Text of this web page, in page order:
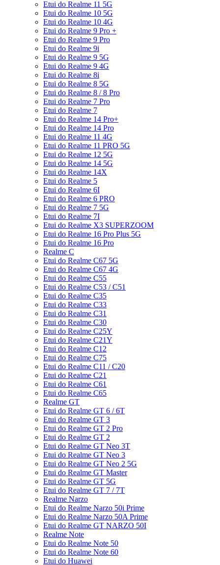
Etui do Realme 11 5G
Etui do Realme 10 5G
Etui do Realme 10 4G
Etui do Realme 9 Pro +
Etui do Realme 9 Pro
Etui do Realme 9i
Etui do Realme 9 5G
Etui do Realme 9 4G
Etui do Realme 8i
Etui do Realme 8 5G
Etui do Realme 8 / 8 Pro
Etui do Realme 7 Pro
Etui do Realme 7
Etui do Realme 14 Pro+
Etui do Realme 14 Pro
Etui do Realme 11 4G
Etui do Realme 11 PRO 5G
Etui do Realme 12 5G
Etui do Realme 14 5G
Etui do Realme 14X
Etui do Realme 5
Etui do Realme 6I
Etui do Realme 6 PRO
Etui do Realme 7 5G
Etui do Realme 7I
Etui do Realme X3 SUPERZOOM
Etui do Realme 16 Pro Plus 5G
Etui do Realme 16 Pro
Realme C
Etui do Realme C67 5G
Etui do Realme C67 4G
Etui do Realme C55
Etui do Realme C53 / C51
Etui do Realme C35
Etui do Realme C33
Etui do Realme C31
Etui do Realme C30
Etui do Realme C25Y
Etui do Realme C21Y
Etui do Realme C12
Etui do Realme C75
Etui do Realme C11 / C20
Etui do Realme C21
Etui do Realme C61
Etui do Realme C65
Realme GT
Etui do Realme GT 6 / 6T
Etui do Realme GT 3
Etui do Realme GT 2 Pro
Etui do Realme GT 2
Etui do Realme GT Neo 3T
Etui do Realme GT Neo 3
Etui do Realme GT Neo 2 5G
Etui do Realme GT Master
Etui do Realme GT 5G
Etui do Realme GT 7 / 7T
Realme Narzo
Etui do Realme Narzo 50i Prime
Etui do Realme Narzo 50A Prime
Etui do Realme GT NARZO 50I
Realme Note
Etui do Realme Note 50
Etui do Realme Note 60
Etui do Huawei